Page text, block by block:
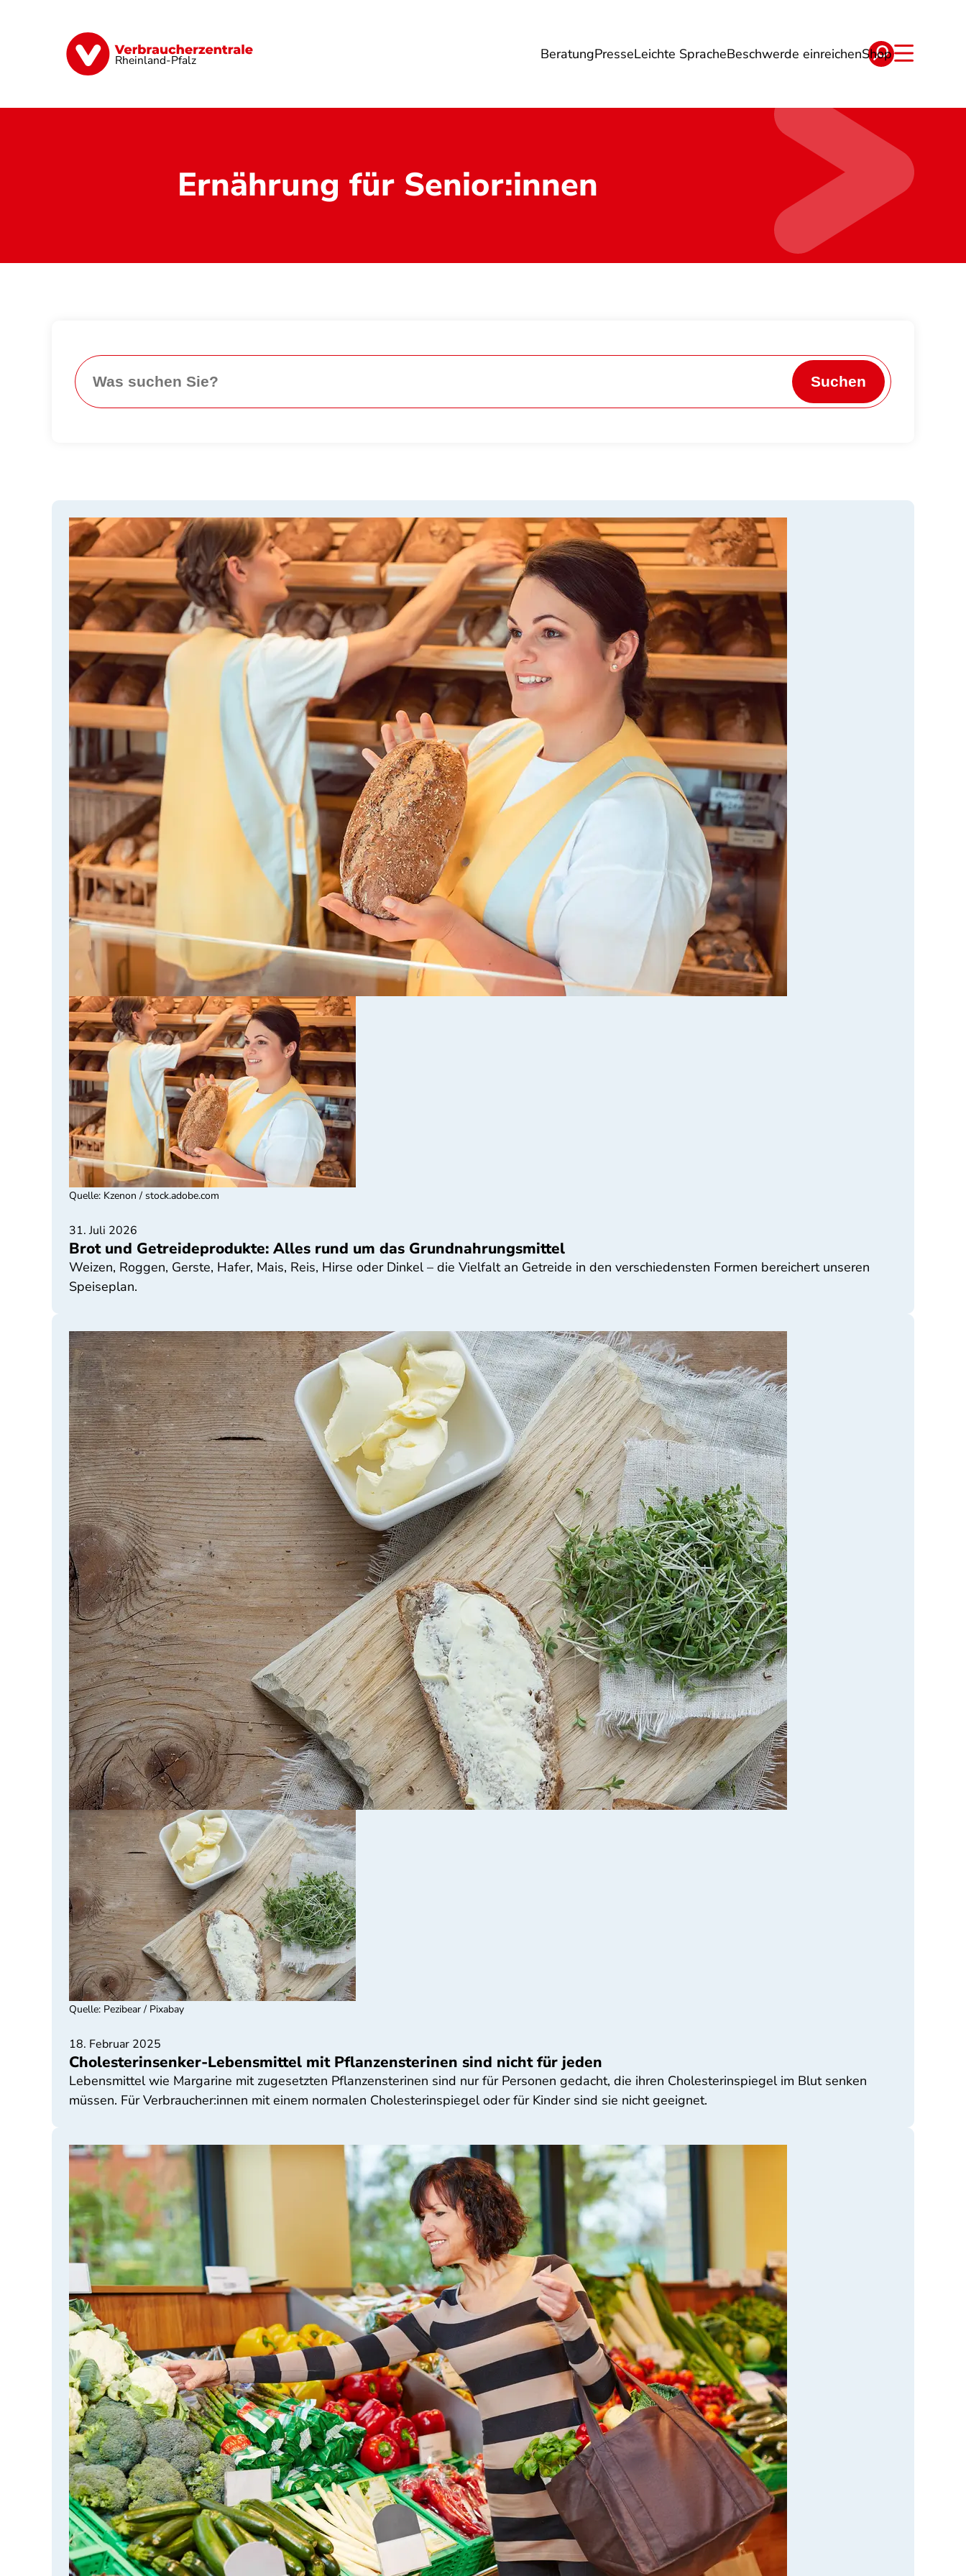
Rheinland-Pfalz BeratungPresseLeichte SpracheBeschwerde einreichenShop
Digitales Finanzen & Versicherung Gesundheit & Pflege Energie Reise Verträge
Ernährung für Senior:innen
Suchen
31. Juli 2026
Brot und Getreideprodukte: Alles rund um das Grundnahrungsmittel
Weizen, Roggen, Gerste, Hafer, Mais, Reis, Hirse oder Dinkel – die Vielfalt an Getreide in den verschiedensten Formen bereichert unseren
Speiseplan.
Quelle: Kzenon / stock.adobe.com
18. Februar 2025
Cholesterinsenker-Lebensmittel mit Pflanzensterinen sind nicht für jeden
Lebensmittel wie Margarine mit zugesetzten Pflanzensterinen sind nur für Personen gedacht, die ihren Cholesterinspiegel im Blut senken
müssen. Für Verbraucher:innen mit einem normalen Cholesterinspiegel oder für Kinder sind sie nicht geeignet.
Quelle: Pezibear / Pixabay